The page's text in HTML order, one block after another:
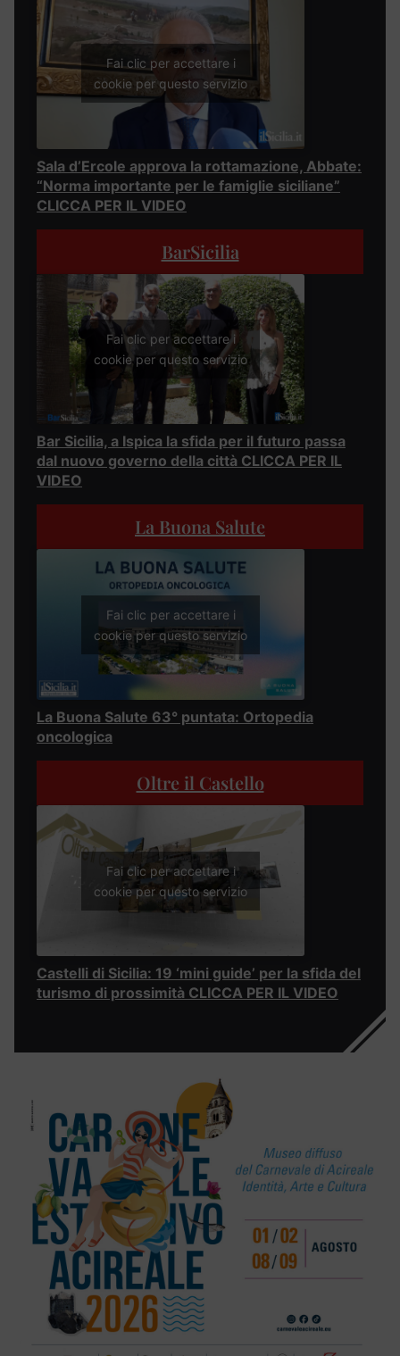
Fai clic per accettare i
cookie per questo servizio
Sala d’Ercole approva la rottamazione, Abbate:
“Norma importante per le famiglie siciliane”
CLICCA PER IL VIDEO
BarSicilia
Fai clic per accettare i
cookie per questo servizio
Bar Sicilia, a Ispica la sfida per il futuro passa
dal nuovo governo della città CLICCA PER IL
VIDEO
La Buona Salute
Fai clic per accettare i
cookie per questo servizio
La Buona Salute 63° puntata: Ortopedia
oncologica
Oltre il Castello
Fai clic per accettare i
cookie per questo servizio
Castelli di Sicilia: 19 ‘mini guide’ per la sfida del
turismo di prossimità CLICCA PER IL VIDEO